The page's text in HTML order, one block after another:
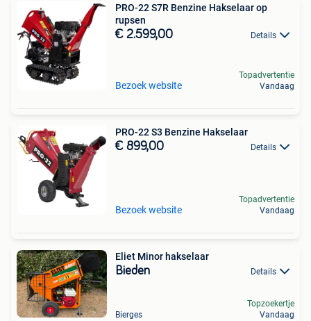
PRO-22 S7R Benzine Hakselaar op
rupsen
€ 2.599,00 Details
Bezoek website
Topadvertentie
Vandaag
PRO-22 S3 Benzine Hakselaar
€ 899,00 Details
Bezoek website
Topadvertentie
Vandaag
Eliet Minor hakselaar
Bieden Details
Bierges
Topzoekertje
Vandaag